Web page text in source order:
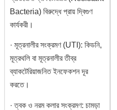
Bacteria) বিরুদ্ধে প্রায় দ্বিগুণ
কার্যকরী।
· মূত্রনালীর সংক্রমণ (UTI): কিডনি,
মূত্রথলি বা মূত্রনালীর তীব্র
ব্যাকটেরিয়াজনিত ইনফেকশন দূর
করতে।
· ত্বক ও নরম কলার সংক্রমণ: চামড়া